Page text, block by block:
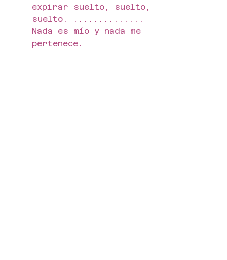
expirar suelto, suelto,
suelto. ..............
Nada es mío y nada me
pertenece.